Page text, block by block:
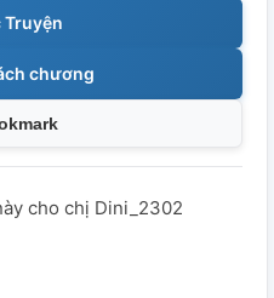
chương
cho chị Dini_2302